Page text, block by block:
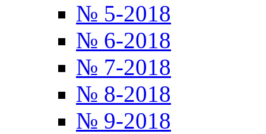
№ 5-2018
№ 6-2018
№ 7-2018
№ 8-2018
№ 9-2018